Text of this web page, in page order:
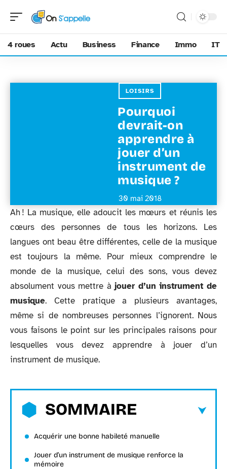
4 roues Actu Business Finance Immo IT
LOISIRS
Pourquoi
devrait-on
apprendre à
jouer d’un
instrument de
musique ?
30 mai 2018
Ah ! La musique, elle adoucit les mœurs et réunis les
cœurs des personnes de tous les horizons. Les
langues ont beau être différentes, celle de la musique
est toujours la même. Pour mieux comprendre le
monde de la musique, celui des sons, vous devez
absolument vous mettre àjouer d’un instrument de
musique. Cette pratique a plusieurs avantages,
même si de nombreuses personnes l’ignorent. Nous
vous faisons le point sur les principales raisons pour
lesquelles vous devez apprendre à jouer d’un
instrument de musique.
SOMMAIRE
Acquérir une bonne habileté manuelle
Jouer d’un instrument de musique renforce la
mémoire